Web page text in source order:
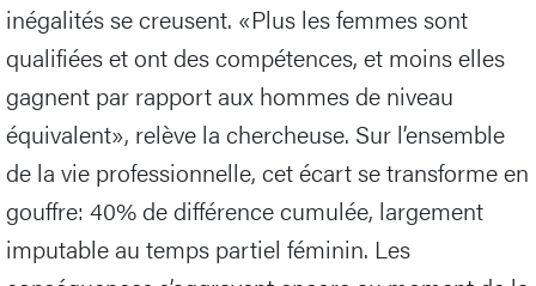
inégalités se creusent. «Plus les femmes sont
qualifiées et ont des compétences, et moins elles
gagnent par rapport aux hommes de niveau
équivalent», relève la chercheuse. Sur l’ensemble
de la vie professionnelle, cet écart se transforme en
gouffre: 40% de différence cumulée, largement
imputable au temps partiel féminin. Les